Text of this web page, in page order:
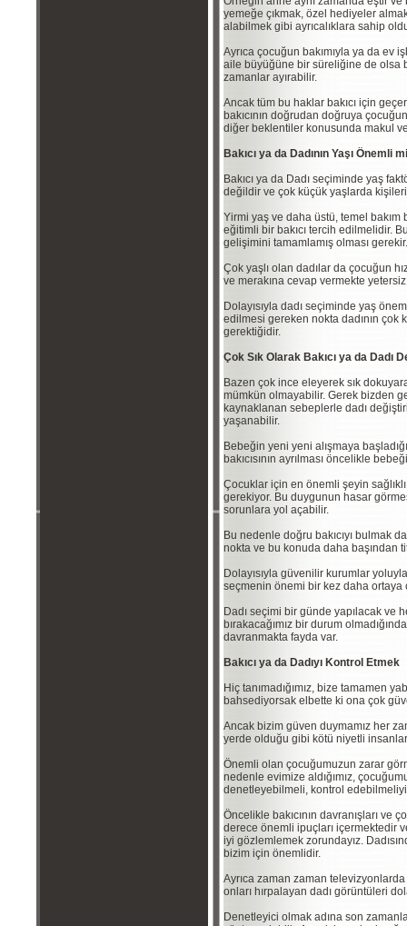
yemeğe çıkmak, özel hediyeler
alabilmek gibi ayrıcalıklara sahip
Ayrıca çocuğun bakımıyla ya da ev
aile büyüğüne bir süreliğine de olsa
zamanlar ayırabilir.
Ancak tüm bu haklar bakıcı için
bakıcının doğrudan doğruya
diğer beklentiler konusunda makul
Bakıcı ya da Dadının Yaşı Önemli
Bakıcı ya da Dadı seçiminde yaş
değildir ve çok küçük yaşlarda
Yirmi yaş ve daha üstü, temel
eğitimli bir bakıcı tercih edilmelidir.
gelişimini tamamlamış olması gerekir.
Çok yaşlı olan dadılar da çocuğun
ve merakına cevap vermekte
Dolayısıyla dadı seçiminde yaş
edilmesi gereken nokta dadının çok
gerektiğidir.
Çok Sık Olarak Bakıcı ya da Dadı
Bazen çok ince eleyerek sık
mümkün olmayabilir. Gerek bizden
kaynaklanan sebeplerle dadı
yaşanabilir.
Bebeğin yeni yeni alışmaya
bakıcısının ayrılması öncelikle
Çocuklar için en önemli şeyin
gerekiyor. Bu duygunun hasar
sorunlara yol açabilir.
Bu nedenle doğru bakıcıyı bulmak
nokta ve bu konuda daha başından
Dolayısıyla güvenilir kurumlar
seçmenin önemi bir kez daha ortaya
Dadı seçimi bir günde yapılacak
bırakacağımız bir durum
davranmakta fayda var.
Bakıcı ya da Dadıyı Kontrol Etmek
Hiç tanımadığımız, bize tamamen
bahsediyorsak elbette ki ona çok
Ancak bizim güven duymamız her
yerde olduğu gibi kötü niyetli
Önemli olan çocuğumuzun zarar
nedenle evimize aldığımız,
denetleyebilmeli, kontrol
Öncelikle bakıcının davranışları
derece önemli ipuçları içermektedir
iyi gözlemlemek zorundayız.
bizim için önemlidir.
Ayrıca zaman zaman
onları hırpalayan dadı görüntüleri
Denetleyici olmak adına son